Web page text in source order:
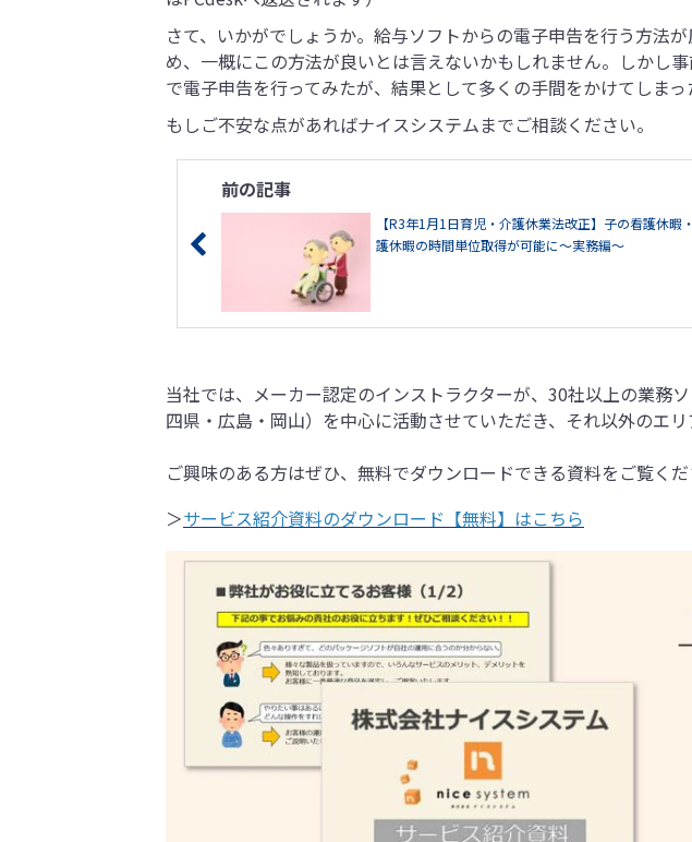
さて、いかがでしょうか。給与ソフトからの電子申告を行う方法
め、一概にこの方法が良いとは言えないかもしれません。しかし
で電子申告を行ってみたが、結果として多くの手間をかけてしまっ
もしご不安な点があればナイスシステムまでご相談ください。
前の記事
【R3年1月1日育児・介護休業法改正】子の看護休暇
護休暇の時間単位取得が可能に～実務編～
当社では、メーカー認定のインストラクターが、30社以上の業務
四県・広島・岡山）を中心に活動させていただき、それ以外のエ
ご興味のある方はぜひ、無料でダウンロードできる資料をご覧くだ
＞サービス紹介資料のダウンロード【無料】はこちら